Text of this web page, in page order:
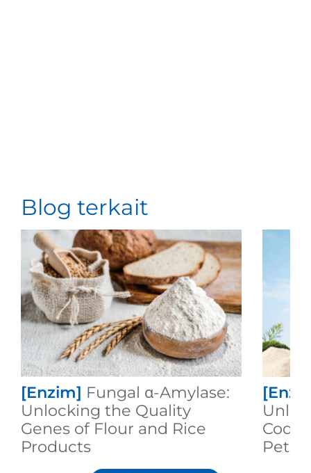
Blog terkait
[Enzim] Fungal α-Amylase:
Unlocking the Quality
Genes of Flour and Rice
Products
Code
Pets